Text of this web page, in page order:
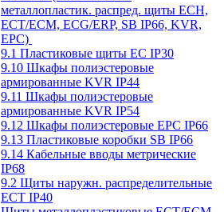
металлопластик. распред. щиты ECH,
ECT/ECM, ECG/ERP, SB IP66, KVR,
EPC)
9.1 Пластиковые щиты EC IP30
9.10 Шкафы полиэстеровые
армированные KVR IP44
9.11 Шкафы полиэстеровые
армированные KVR IP54
9.12 Шкафы полиэстеровые EPC IP66
9.13 Пластиковые коробки SB IP66
9.14 Кабельные вводы метрические
IP68
9.2 Щиты наружн. распределительные
ECT IP40